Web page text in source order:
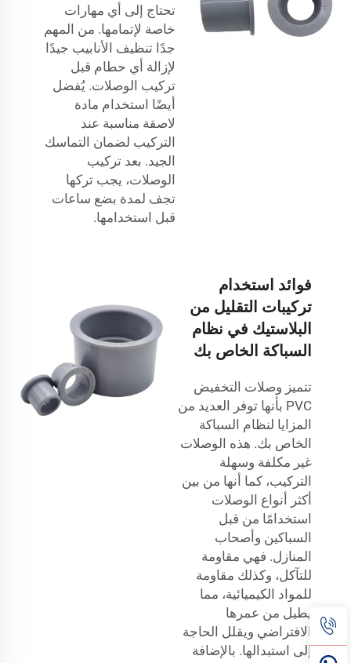
تحتاج إلى أي مهارات
خاصة لإتمامها. من المهم
جدًا تنظيف الأنابيب جيدًا
لإزالة أي حطام قبل
تركيب الوصلات. يُفضل
أيضًا استخدام مادة
لاصقة مناسبة عند
التركيب لضمان التماسك
الجيد. بعد تركيب
الوصلات، يجب تركها
تجف لمدة بضع ساعات
قبل استخدامها.
فوائد استخدام
تركيبات التقليل من
البلاستيك في نظام
السباكة الخاص بك
تتميز وصلات التخفيض
PVC بأنها توفر العديد من
المزايا لنظام السباكة
الخاص بك. هذه الوصلات
غير مكلفة وسهلة
التركيب، كما أنها من بين
أكثر أنواع الوصلات
استخدامًا من قبل
السباكين وأصحاب
المنازل. فهي مقاومة
للتآكل، وكذلك مقاومة
للمواد الكيميائية، مما
يطيل من عمرها
الافتراضي ويقلل الحاجة
إلى استبدالها. بالإضافة